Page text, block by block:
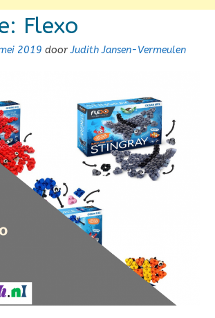
Flexo
2019 doorJudith Jansen-Vermeulen